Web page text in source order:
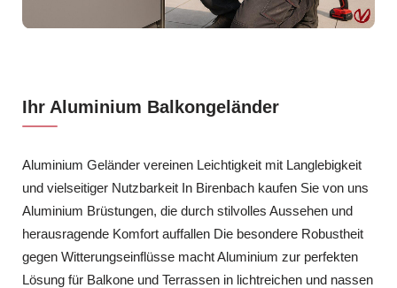
Ihr Aluminium Balkongeländer
Aluminium Geländer vereinen Leichtigkeit mit Langlebigkeit
und vielseitiger Nutzbarkeit In Birenbach kaufen Sie von uns
Aluminium Brüstungen, die durch stilvolles Aussehen und
herausragende Komfort auffallen Die besondere Robustheit
gegen Witterungseinflüsse macht Aluminium zur perfekten
Lösung für Balkone und Terrassen in lichtreichen und nassen